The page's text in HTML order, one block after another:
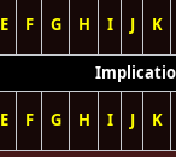
E F G H I J K
E F G H I J K